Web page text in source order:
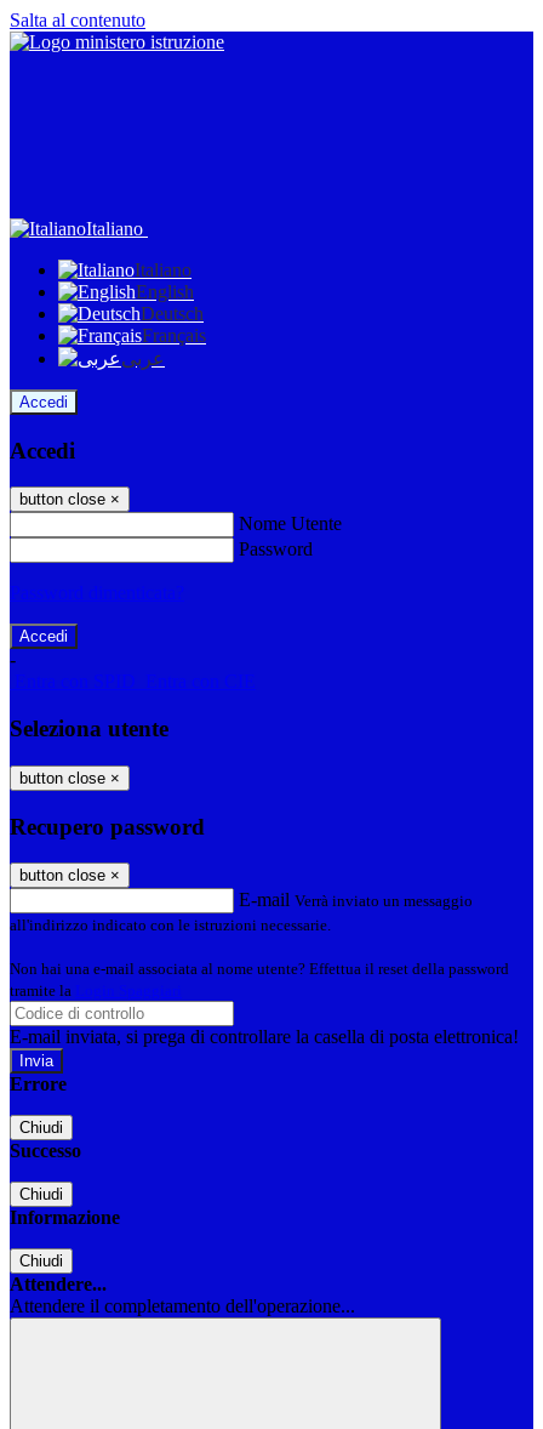
Salta al contenuto
Italiano
Italiano
English
Deutsch
Français
عربى
Accedi
Accedi
button close ×
Nome Utente
Password
Password dimenticata?
-
Entra con SPID
Entra con CIE
Seleziona utente
button close ×
Recupero password
button close ×
E-mail Verrà inviato un messaggio
all'indirizzo indicato con le istruzioni necessarie.
Non hai una e-mail associata al nome utente? Effettua il reset della password
tramite la Login Spaggiari
E-mail inviata, si prega di controllare la casella di posta elettronica!
Errore
Chiudi
Successo
Chiudi
Informazione
Chiudi
Attendere...
Attendere il completamento dell'operazione...